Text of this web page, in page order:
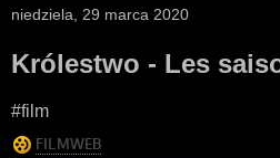
niedziela, 29 marca 2020
Królestwo - Les
#film